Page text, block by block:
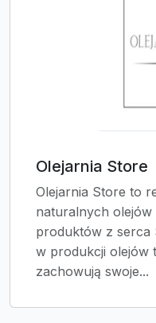
Olejarnia Store
Olejarnia Store to
naturalnych olejów
produktów z serca
w produkcji olejów
zachowują swoje...